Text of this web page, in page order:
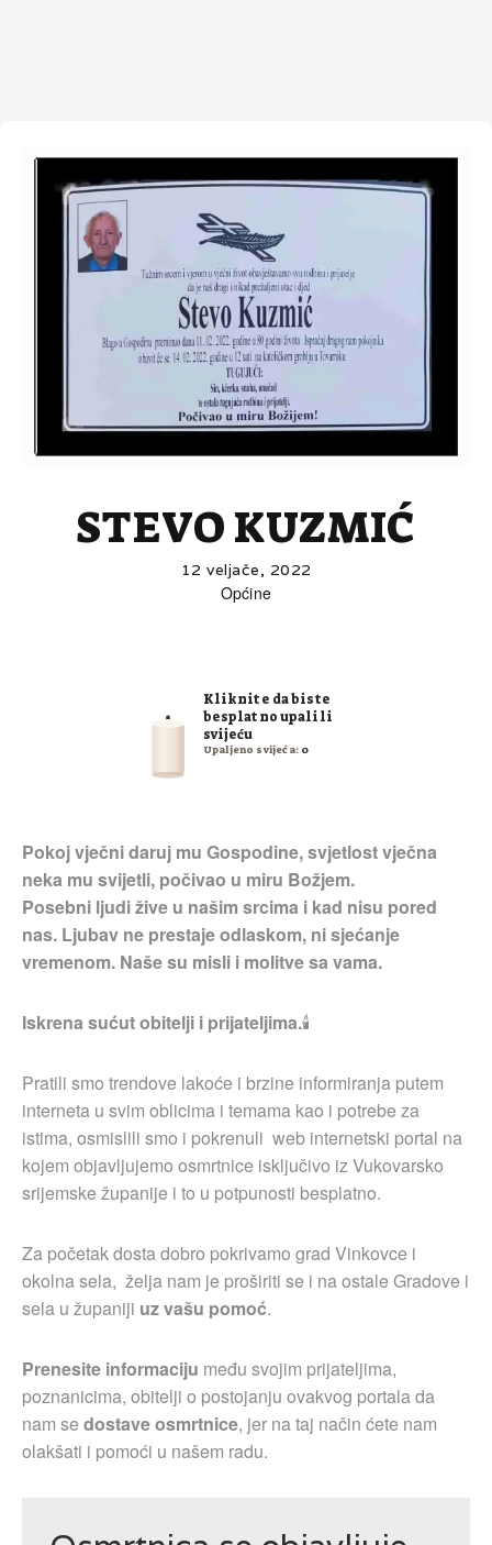
STEVO KUZMIĆ
12 veljače, 2022
Općine
Kliknite da biste
besplatno upalili
svijeću
Upaljeno svijeća: 0
Pokoj vječni daruj mu Gospodine, svjetlost vječna
neka mu svijetli, počivao u miru Božjem.
Posebni ljudi žive u našim srcima i kad nisu pored
nas. Ljubav ne prestaje odlaskom, ni sjećanje
vremenom. Naše su misli i molitve sa vama.
Iskrena sućut obitelji i prijateljima.🕯
Pratili smo trendove lakoće i brzine informiranja putem
interneta u svim oblicima i temama kao i potrebe za
istima, osmislili smo i pokrenuli web internetski portal na
kojem objavljujemo osmrtnice isključivo iz Vukovarsko
srijemske županije i to u potpunosti besplatno.
Za početak dosta dobro pokrivamo grad Vinkovce i
okolna sela, želja nam je proširiti se i na ostale Gradove i
sela u županiji uz vašu pomoć.
Prenesite informaciju među svojim prijateljima,
poznanicima, obitelji o postojanju ovakvog portala da
nam sedostave osmrtnice, jer na taj način ćete nam
olakšati i pomoći u našem radu.